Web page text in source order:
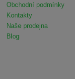
Obchodní podmínky
Kontakty
Naše prodejna
Blog